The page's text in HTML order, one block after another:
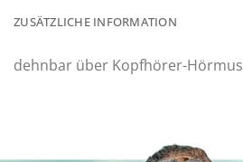
ZUSÄTZLICHE INFORMATION
dehnbar über Kopfhörer-